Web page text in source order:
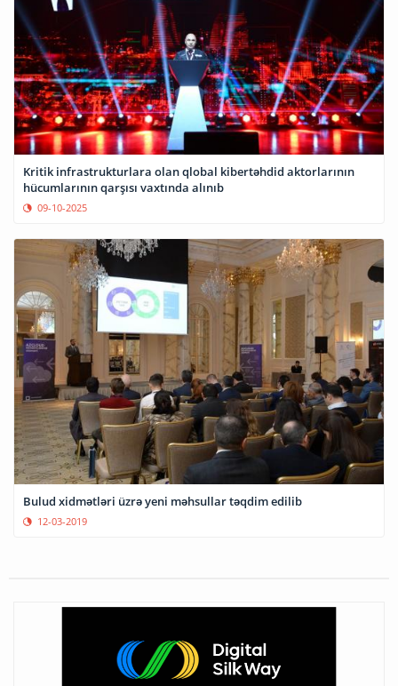
Kritik infrastrukturlara olan qlobal kibertəhdid aktorlarının
hücumlarının qarşısı vaxtında alınıb
09-10-2025
Bulud xidmətləri üzrə yeni məhsullar təqdim edilib
12-03-2019